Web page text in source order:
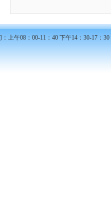
上午08：00-11：40 下午14：30-17：